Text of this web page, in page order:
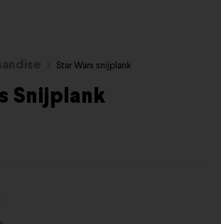
Star Wars snijplank
Snijplank